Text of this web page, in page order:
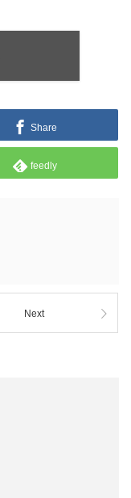
Share
feedly
Next